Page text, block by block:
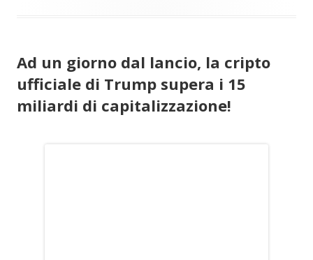
Ad un giorno dal lancio, la cripto
ufficiale di Trump supera i 15
miliardi di capitalizzazione!